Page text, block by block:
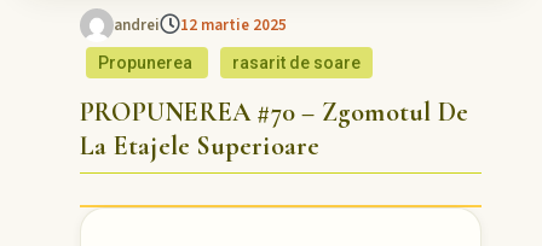
andrei 12 martie 2025
Propunerea rasarit de soare
PROPUNEREA #70 – Zgomotul De
La Etajele Superioare